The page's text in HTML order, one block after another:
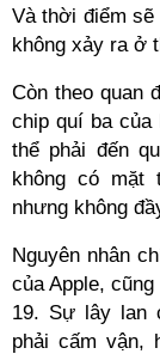
Và thời điểm
không xảy ra ở
Còn theo quan
chip quí ba của
thể phải đến
không có mặt
nhưng không
Nguyên nhân
của Apple,
19. Sự lây lan
phải cấm vận,